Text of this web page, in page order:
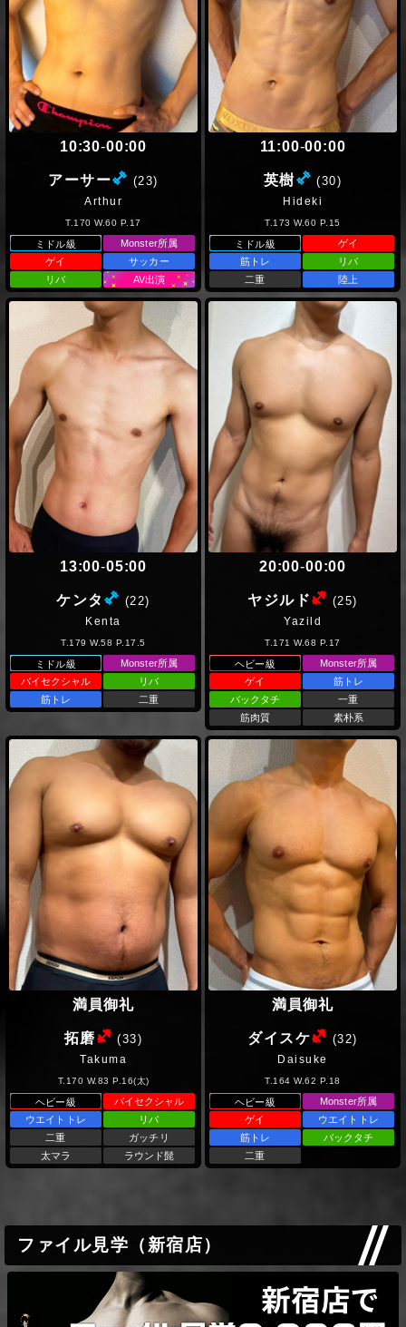
10:30-00:00
アーサー (ミドル級)
(23)
Arthur
T.170 W.60 P.17
ミドル級
Monster所属
ゲイ
サッカー
リバ
AV出演
11:00-00:00
英樹 (ミドル級)
(30)
Hideki
T.173 W.60 P.15
ミドル級
ゲイ
筋トレ
リバ
二重
陸上
13:00-05:00
ケンタ (ミドル級)
(22)
Kenta
T.179 W.58 P.17.5
ミドル級
Monster所属
バイセクシャル
リバ
筋トレ
二重
20:00-00:00
ヤジルド (ヘビー
(25)
Yazild
T.171 W.68 P.17
ヘビー級
Monster所属
ゲイ
筋トレ
バックタチ
一重
筋肉質
素朴系
満員御礼
拓磨 (ヘビー級)
(33)
Takuma
T.170 W.83 P.16(太)
ヘビー級
バイセクシャル
ウエイトトレ
リバ
二重
ガッチリ
太マラ
ラウンド髭
満員御礼
ダイスケ (ヘビー
(32)
Daisuke
T.164 W.62 P.18
ヘビー級
Monster所属
ゲイ
ウエイトトレ
筋トレ
バックタチ
二重
ファイル見学（新宿店）